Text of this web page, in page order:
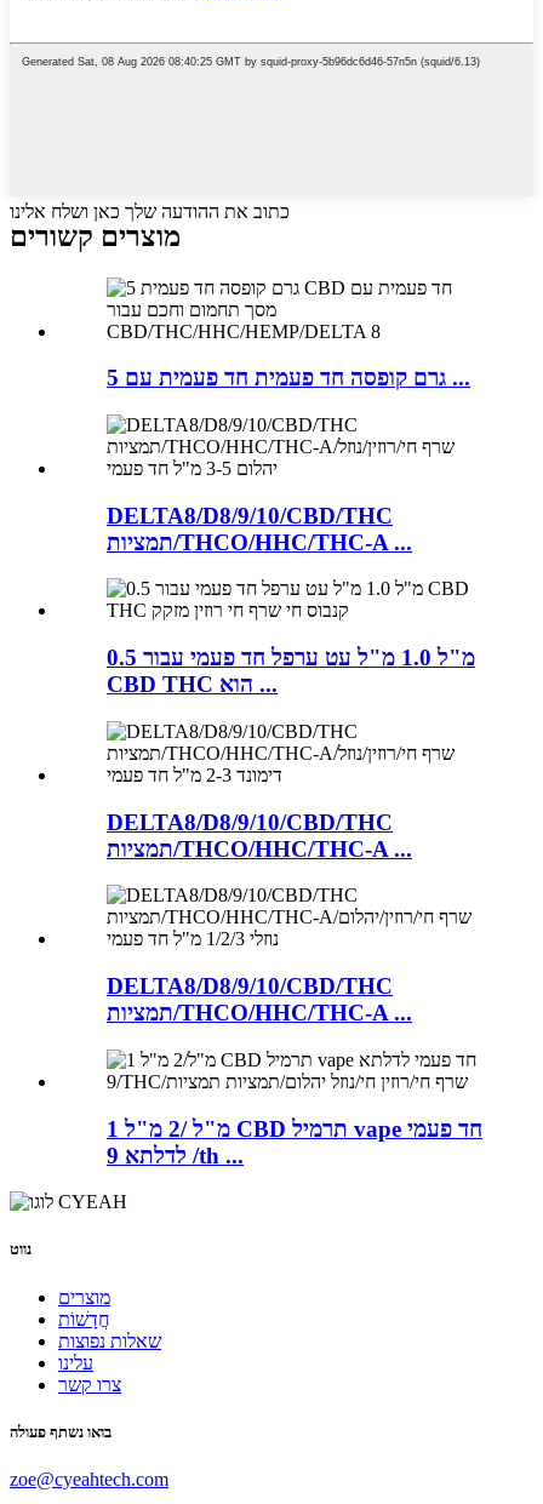
כתוב את ההודעה שלך כאן ושלח אלינו
מוצרים קשורים
5 גרם קופסה חד פעמית חד פעמית עם ...
DELTA8/D8/9/10/CBD/THC
תמציות/THCO/HHC/THC-A ...
0.5 מ"ל 1.0 מ"ל עט ערפל חד פעמי עבור
CBD THC הוא ...
DELTA8/D8/9/10/CBD/THC
תמציות/THCO/HHC/THC-A ...
DELTA8/D8/9/10/CBD/THC
תמציות/THCO/HHC/THC-A ...
1 מ"ל /2 מ"ל CBD תרמיל vape חד פעמי
לדלתא 9 /th ...
נווט
מוצרים
חֲדָשׁוֹת
שאלות נפוצות
עלינו
צרו קשר
בואו נשתף פעולה
zoe@cyeahtech.com